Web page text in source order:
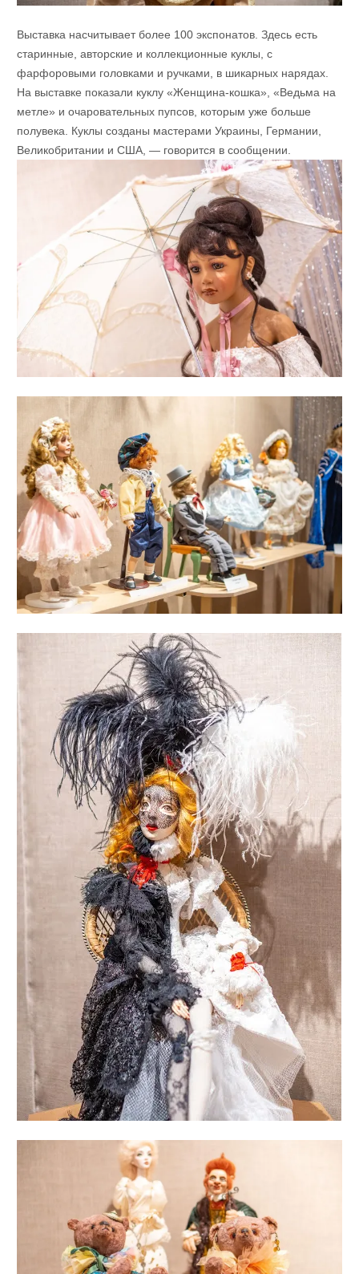
Выставка насчитывает более 100 экспонатов. Здесь есть
старинные, авторские и коллекционные куклы, с
фарфоровыми головками и ручками, в шикарных нарядах.
На выставке показали куклу «Женщина-кошка», «Ведьма на
метле» и очаровательных пупсов, которым уже больше
полувека. Куклы созданы мастерами Украины, Германии,
Великобритании и США, — говорится в сообщении.